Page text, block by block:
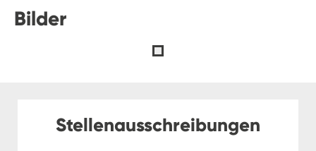
Bilder
Stellenausschreibungen